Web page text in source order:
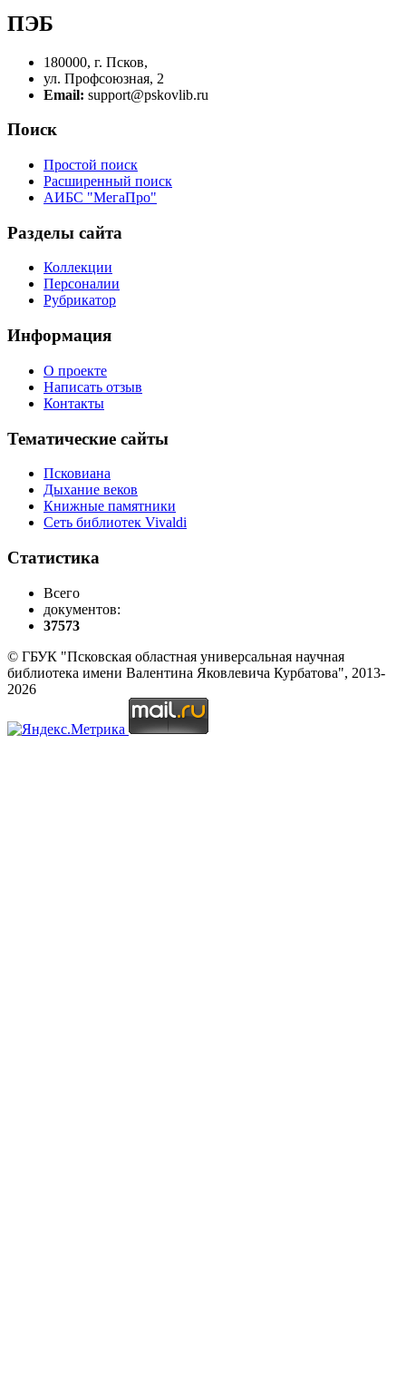
ПЭБ
180000, г. Псков,
ул. Профсоюзная, 2
Email: support@pskovlib.ru
Поиск
Простой поиск
Расширенный поиск
АИБС "МегаПро"
Разделы сайта
Коллекции
Персоналии
Рубрикатор
Информация
О проекте
Написать отзыв
Контакты
Тематические сайты
Псковиана
Дыхание веков
Книжные памятники
Сеть библиотек Vivaldi
Статистика
Всего
документов:
37573
© ГБУК "Псковская областная универсальная научная
библиотека имени Валентина Яковлевича Курбатова", 2013-
2026